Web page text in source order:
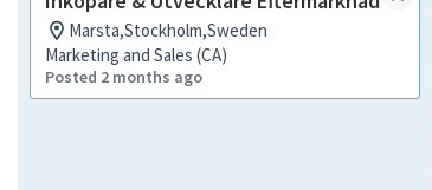
Marsta,Stockholm,Sweden
Marketing and Sales (CA)
Posted 2 months ago